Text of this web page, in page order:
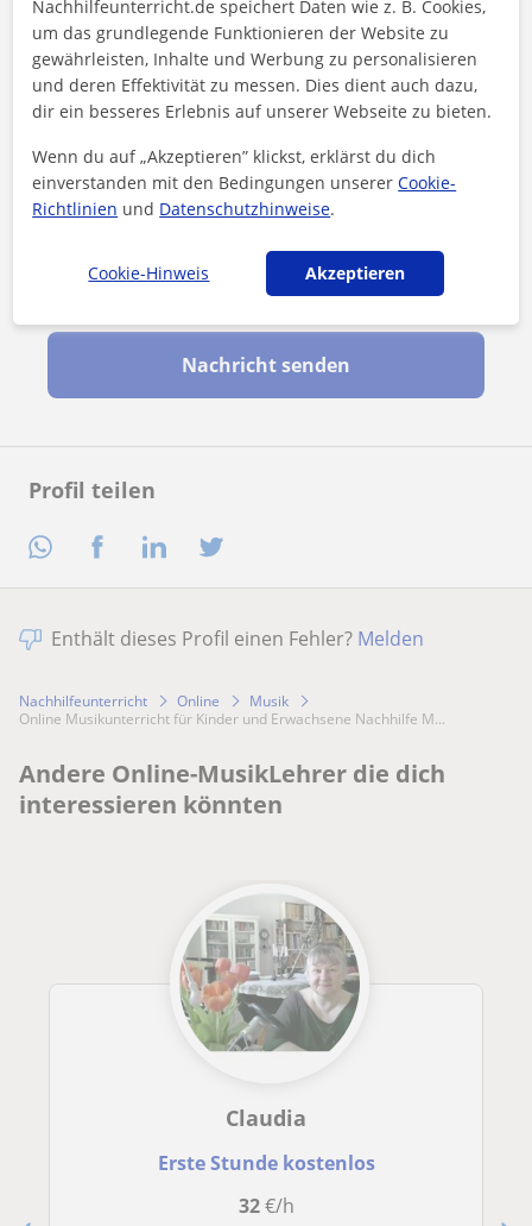
Profil teilen
Durch Klicken auf eine der beiden Schaltflächen stimmen Sie
und unsererDatenschutzerklärungzu
Nachricht senden
Enthält dieses Profil einen Fehler? Melden
Nachhilfeunterricht Online
Musik
Online Musikunterricht für Kinder und Erwachsene Nachhilfe M...
Andere Online-MusikLehrer die dich
interessieren könnten
Claudia
Erste Stunde kostenlos
32€/h
Nachhilfeunterricht.de speichert Daten wie z. B. Cookies,
um das grundlegende Funktionieren der Website zu
gewährleisten, Inhalte und Werbung zu personalisieren
und deren Effektivität zu messen. Dies dient auch dazu,
dir ein besseres Erlebnis auf unserer Webseite zu bieten.
Wenn du auf „Akzeptieren” klickst, erklärst du dich
einverstanden mit den Bedingungen unsererCookie-
Richtlinien und Datenschutzhinweise.
Cookie-Hinweis Akzeptieren